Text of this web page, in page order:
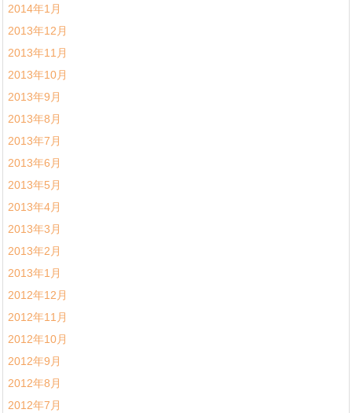
2014年1月
2013年12月
2013年11月
2013年10月
2013年9月
2013年8月
2013年7月
2013年6月
2013年5月
2013年4月
2013年3月
2013年2月
2013年1月
2012年12月
2012年11月
2012年10月
2012年9月
2012年8月
2012年7月